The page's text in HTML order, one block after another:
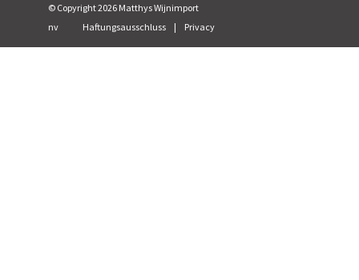
© Copyright2026 Matthys Wijnimport
nv
Haftungsausschluss | Privacy